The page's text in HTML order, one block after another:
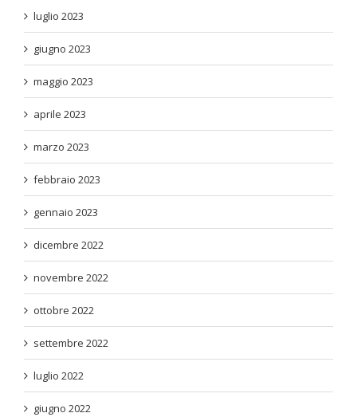
luglio 2023
giugno 2023
maggio 2023
aprile 2023
marzo 2023
febbraio 2023
gennaio 2023
dicembre 2022
novembre 2022
ottobre 2022
settembre 2022
luglio 2022
giugno 2022